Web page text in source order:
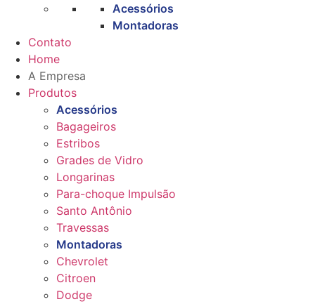
Acessórios
Montadoras
Contato
Home
A Empresa
Produtos
Acessórios
Bagageiros
Estribos
Grades de Vidro
Longarinas
Para-choque Impulsão
Santo Antônio
Travessas
Montadoras
Chevrolet
Citroen
Dodge